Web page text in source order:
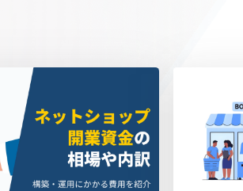
タマイズ開発 AI buddy